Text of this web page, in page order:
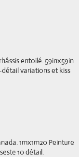
entoilé. 59inx59in
variations et kiss
1mx1m20 Peinture
10 détail.